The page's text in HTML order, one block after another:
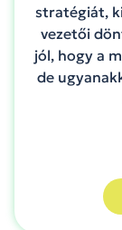
stratégiát,
vezetői
jól, hogy a
de